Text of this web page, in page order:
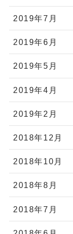
2019年7月
2019年6月
2019年5月
2019年4月
2019年2月
2018年12月
2018年10月
2018年8月
2018年7月